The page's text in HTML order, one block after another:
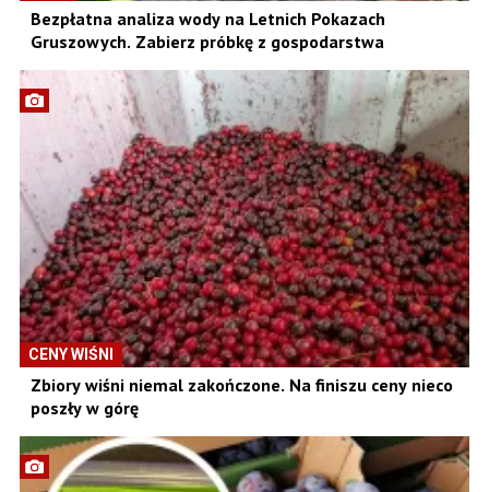
Bezpłatna analiza wody na Letnich Pokazach
Gruszowych. Zabierz próbkę z gospodarstwa
CENY WIŚNI
Zbiory wiśni niemal zakończone. Na finiszu ceny nieco
poszły w górę